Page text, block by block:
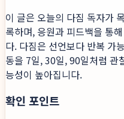
이 글은 오늘의 다짐 독자가
록하며, 응원과 피드백을 통
다. 다짐은 선언보다 반복 가
동을 7일, 30일, 90일처럼 관
능성이 높아집니다.
확인 포인트